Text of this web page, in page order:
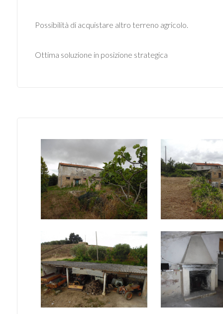
Possibilità di acquistare altro terreno agricolo.
Ottima soluzione in posizione strategica